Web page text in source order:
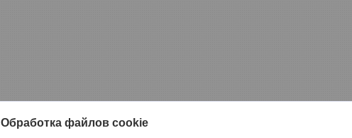
Обработка файлов cookie